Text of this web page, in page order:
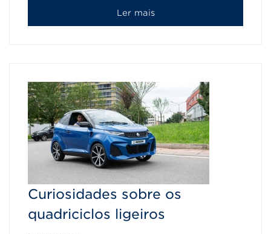
Ler mais
Curiosidades sobre os
quadriciclos ligeiros